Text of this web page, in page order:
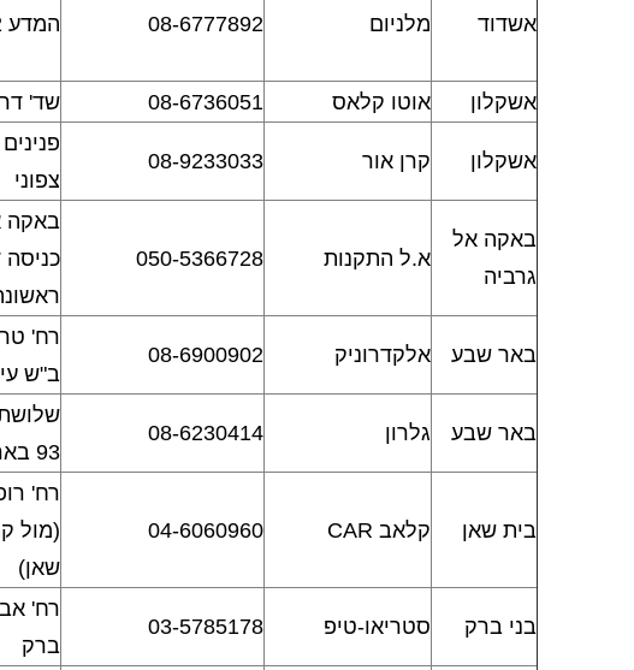
אשדוד מלניום 08-6777892 המדע 32 א.ת
אשקלון אוטו קלאס 08-6736051 שד'
אשקלון קרן אור 08-9233033
צפוני
באקה אל
גרביה
א.ל התקנות 050-5366728
באקה
כניסה
באר שבע אלקדרוניק 08-6900902
ב"ש
באר שבע גלרון 08-6230414
שלושת
93 באר שבע
בית שאן קלאב CAR 04-6060960
(מול
שאן)
בני ברק סטריאו-טיפ 03-5785178
ברק